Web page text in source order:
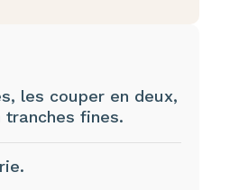
les couper en deux,
fines.